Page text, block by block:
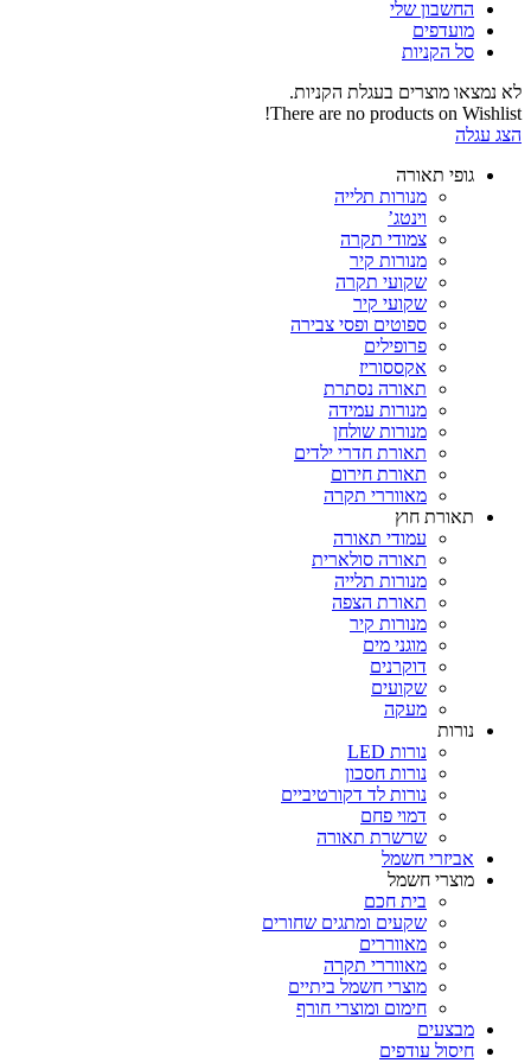
החשבון שלי‬
‫מועדפים‬‬
סל הקניות
לא נמצאו מוצרים בעגלת הקניות.
There are no products on Wishlist!
הצג עגלה
גופי תאורה
מנורות תלייה
וינטג’
צמודי תקרה
מנורות קיר
שקועי תקרה
שקועי קיר
ספוטים ופסי צבירה
פרופילים
אקססוריז
תאורה נסתרת
מנורות עמידה
מנורות שולחן
תאורת חדרי ילדים
תאורת חירום
מאווררי תקרה
תאורת חוץ
עמודי תאורה
תאורה סולארית
מנורות תלייה
תאורת הצפה
מנורות קיר
מוגני מים
דוקרנים
שקועים
מעקה
נורות
נורות LED
נורות חסכון
נורות לד דקורטיביים
דמוי פחם
שרשרת תאורה
אביזרי חשמל
מוצרי חשמל
בית חכם
שקעים ומתגים שחורים
מאווררים
מאווררי תקרה
מוצרי חשמל ביתיים
חימום ומוצרי חורף
מבצעים
חיסול עודפים